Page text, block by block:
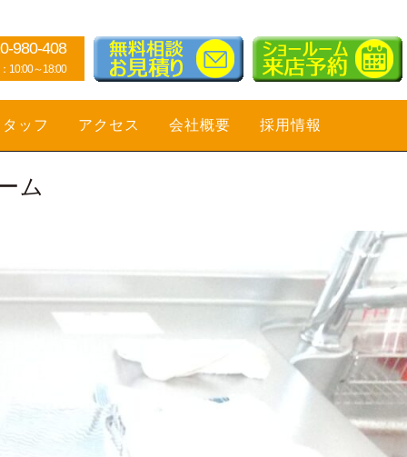
980-408
10:00～18:00
ッフ アクセス 会社概要 採用情報
ム